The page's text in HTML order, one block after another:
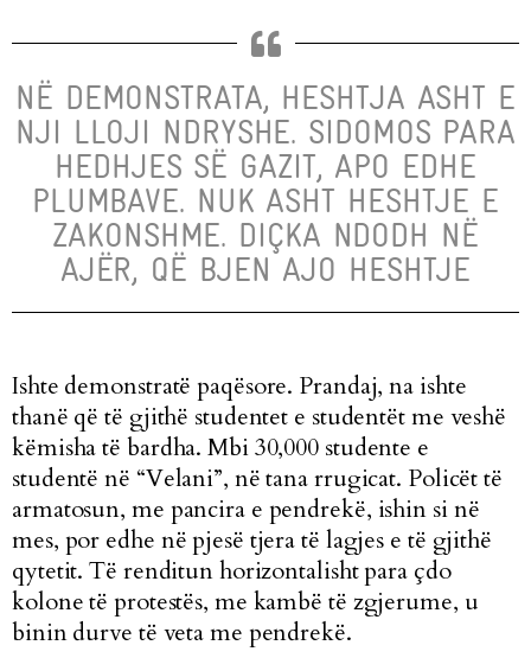
NË DEMONSTRATA, HESHTJA ASHT E
NJI LLOJI NDRYSHE. SIDOMOS PARA
HEDHJES SË GAZIT, APO EDHE
PLUMBAVE. NUK ASHT HESHTJE E
ZAKONSHME. DIÇKA NDODH NË
AJËR, QË BJEN AJO HESHTJE
Ishte demonstratë paqësore. Prandaj, na ishte
thanë që të gjithë studentet e studentët me veshë
këmisha të bardha. Mbi 30,000 studente e
studentë në “Velani”, në tana rrugicat. Policët të
armatosun, me pancira e pendrekë, ishin si në
mes, por edhe në pjesë tjera të lagjes e të gjithë
qytetit. Të renditun horizontalisht para çdo
kolone të protestës, me kambë të zgjerume, u
binin durve të veta me pendrekë.